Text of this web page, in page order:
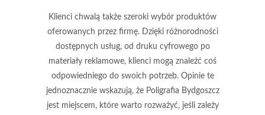
Klienci chwalą także szeroki wybór produktów
oferowanych przez firmę. Dzięki różnorodności
dostępnych usług, od druku cyfrowego po
materiały reklamowe, klienci mogą znaleźć coś
odpowiedniego do swoich potrzeb. Opinie te
jednoznacznie wskazują, że Poligrafia Bydgoszcz
jest miejscem, które warto rozważyć, jeśli zależy